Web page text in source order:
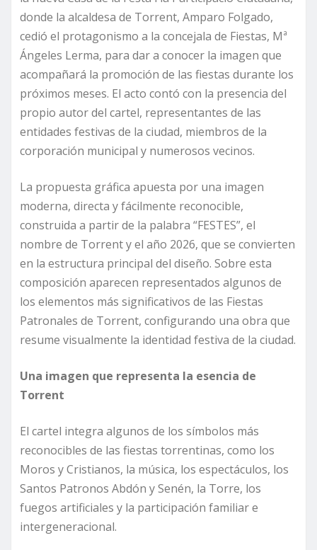
donde la alcaldesa de Torrent, Amparo Folgado,
cedió el protagonismo a la concejala de Fiestas, Mª
Ángeles Lerma, para dar a conocer la imagen que
acompañará la promoción de las fiestas durante los
próximos meses. El acto contó con la presencia del
propio autor del cartel, representantes de las
entidades festivas de la ciudad, miembros de la
corporación municipal y numerosos vecinos.
La propuesta gráfica apuesta por una imagen
moderna, directa y fácilmente reconocible,
construida a partir de la palabra “FESTES”, el
nombre de Torrent y el año 2026, que se convierten
en la estructura principal del diseño. Sobre esta
composición aparecen representados algunos de
los elementos más significativos de las Fiestas
Patronales de Torrent, configurando una obra que
resume visualmente la identidad festiva de la ciudad.
Una imagen que representa la esencia de
Torrent
El cartel integra algunos de los símbolos más
reconocibles de las fiestas torrentinas, como los
Moros y Cristianos, la música, los espectáculos, los
Santos Patronos Abdón y Senén, la Torre, los
fuegos artificiales y la participación familiar e
intergeneracional.